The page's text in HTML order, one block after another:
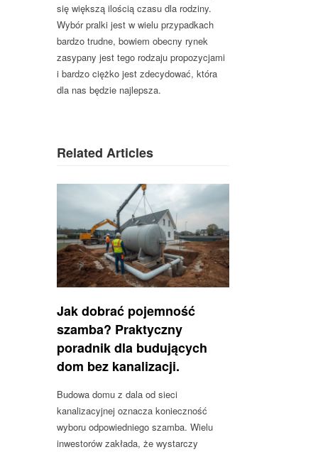
się większą ilością czasu dla rodziny.
Wybór pralki jest w wielu przypadkach
bardzo trudne, bowiem obecny rynek
zasypany jest tego rodzaju propozycjami
i bardzo ciężko jest zdecydować, która
dla nas będzie najlepsza.
Related Articles
Jak dobrać pojemność
szamba? Praktyczny
poradnik dla budujących
dom bez kanalizacji.
Budowa domu z dala od sieci
kanalizacyjnej oznacza konieczność
wyboru odpowiedniego szamba. Wielu
inwestorów zakłada, że wystarczy